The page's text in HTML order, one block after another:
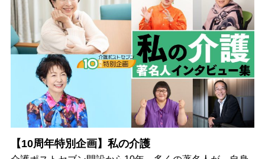
【10周年特別企画】私の介護